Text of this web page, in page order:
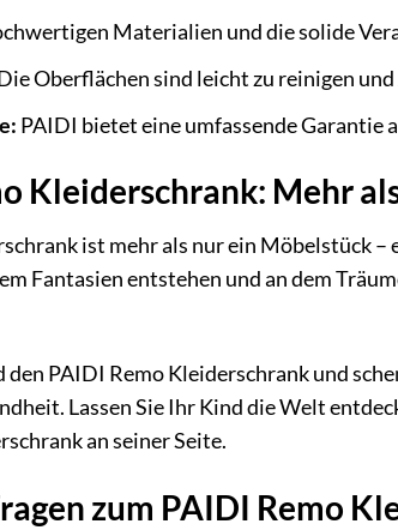
Materialien und die solide
Oberflächen sind leicht zu reinigen und
PAIDI bietet eine umfassende Garantie
Kleiderschrank: Mehr
ist mehr als nur ein Möbelstück
Fantasien entstehen und an dem
den PAIDI Remo Kleiderschrank und
Lassen Sie Ihr Kind die Welt
an seiner Seite.
zum PAIDI Remo